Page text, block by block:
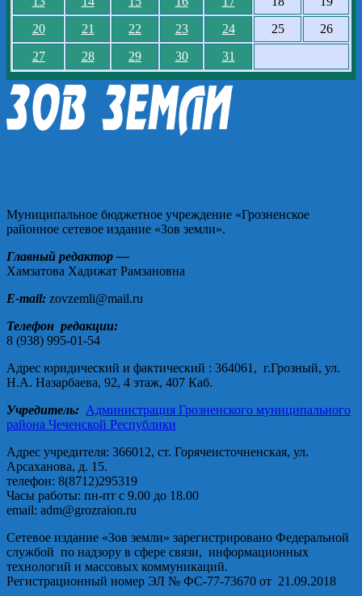
20
21 22 23 24 25
26
27
28 29 30 31
Муниципальное бюджетное учреждение «Грозненское
районное сетевое издание «Зов земли».
Главный редактор —
Хамзатова Хадижат Рамзановна
E-mail: zovzemli@mail.ru
Телефон редакции:
8 (938) 995-01-54
Адрес юридический и фактический : 364061, г.Грозный, ул.
Н.А. Назарбаева, 92, 4 этаж, 407 Каб.
Учредитель: Администрация Грозненского муниципального
района Чеченской Республики
Адрес учредителя: 366012, ст. Горячеисточненская, ул.
Арсаханова, д. 15.
телефон: 8(8712)295319
Часы работы: пн-пт с 9.00 до 18.00
email: adm@grozraion.ru
Сетевое издание «Зов земли» зарегистрировано Федеральной
службой по надзору в сфере связи, информационных
технологий и массовых коммуникаций.
Регистрационный номер ЭЛ № ФС-77-73670 от 21.09.2018